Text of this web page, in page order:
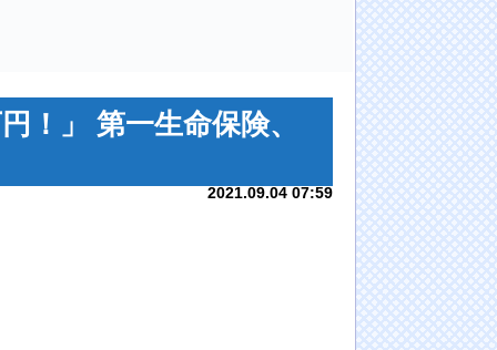
！」 第一生命保険、
2021.09.04 07:59